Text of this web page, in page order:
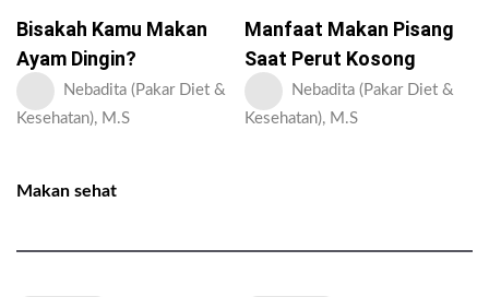
Bisakah Kamu Makan
Ayam Dingin?
Nebadita (Pakar Diet &
Kesehatan), M.S
Manfaat Makan Pisang
Saat Perut Kosong
Nebadita (Pakar Diet &
Kesehatan), M.S
Makan sehat